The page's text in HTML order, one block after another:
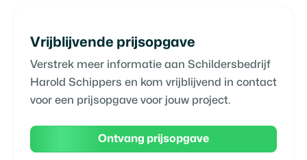
Vrijblijvende prijsopgave
Verstrek meer informatie aan Schildersbedrijf
Harold Schippers en kom vrijblijvend in contact
voor een prijsopgave voor jouw project.
Ontvang prijsopgave